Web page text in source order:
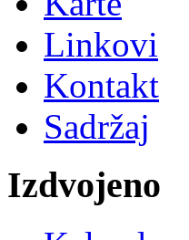
Linkovi
Kontakt
Sadržaj
Izdvojeno